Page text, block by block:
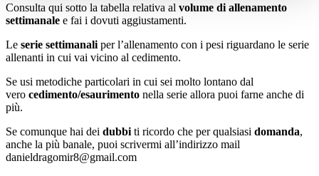
Consulta qui sotto la tabella relativa al volume di allenamento
settimanale e fai i dovuti aggiustamenti.
Le serie settimanali per l’allenamento con i pesi riguardano le serie
allenanti in cui vai vicino al cedimento.
Se usi metodiche particolari in cui sei molto lontano dal
vero cedimento/esaurimento nella serie allora puoi farne anche di
più.
Se comunque hai dei dubbi ti ricordo che per qualsiasi domanda,
anche la più banale, puoi scrivermi all’indirizzo mail
danieldragomir8@gmail.com